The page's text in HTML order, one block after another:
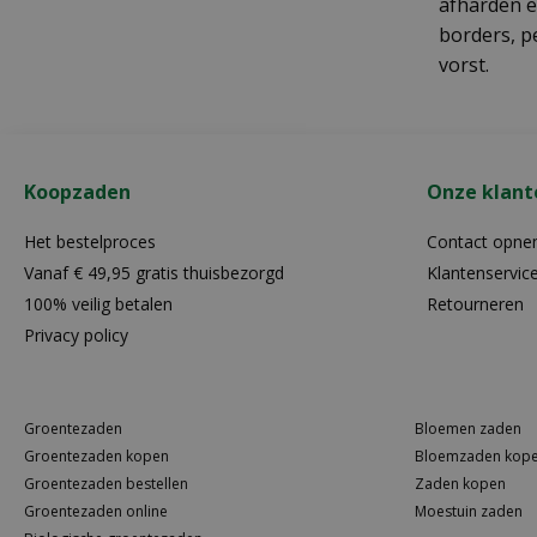
borders,
vorst.
Koopzaden
Het bestelproces
Vanaf € 49,95 gratis thuisbezorgd
100% veilig betalen
Privacy policy
Onze
Contact
Klantenservice
Retourneren
Groentezaden
Groentezaden kopen
Groentezaden bestellen
Groentezaden online
Bloemen zaden
Bloemzaden
Zaden kopen
Moestuin zaden